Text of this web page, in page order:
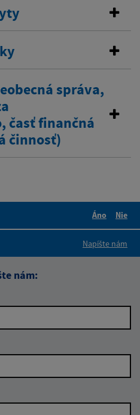
správa,
časť finančná
činnosť)
Áno
Nie
Napíšte nám
nám: